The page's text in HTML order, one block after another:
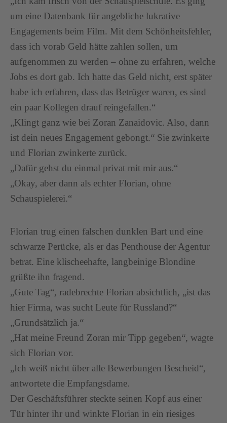
um eine Datenbank für angebliche lukrative
Engagements beim Film. Mit dem Schönheitsfehler,
dass ich vorab Geld hätte zahlen sollen, um
aufgenommen zu werden – ohne zu erfahren, welche
Jobs es dort gab. Ich hatte das Geld nicht, erst später
habe ich erfahren, dass das Betrüger waren, es sind
ein paar Kollegen drauf reingefallen.“
„Klingt ganz wie bei Zoran Zanaidovic. Also, dann
ist dein neues Engagement gebongt.“ Sie zwinkerte
und Florian zwinkerte zurück.
„Dafür gehst du einmal privat mit mir aus.“
„Okay, aber dann als echter Florian, ohne
Schauspielerei.“
Florian trug einen falschen dunklen Bart und eine
schwarze Perücke, als er das Penthouse der Agentur
betrat. Eine klischeehafte, langbeinige Blondine
grüßte ihn fragend.
„Gute Tag“, radebrechte Florian absichtlich, „ist das
hier Firma, was sucht Leute für Russland?“
„Grundsätzlich ja.“
„Hat meine Freund Zoran mir Tipp gegeben“, wagte
sich Florian vor.
„Ich weiß nicht über alle Bewerbungen Bescheid“,
antwortete die Empfangsdame.
Der Geschäftsführer steckte seinen Kopf aus einer
Tür hinter ihr und winkte Florian in ein riesiges